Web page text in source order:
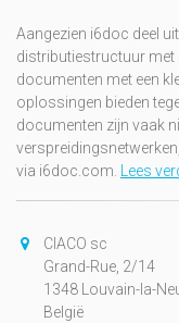
Aangezien i6doc deel
distributiestructuur met
documenten met een
oplossingen bieden
documenten zijn vaak
via i6doc.com. Lees
CIACO sc
Grand-Rue, 2/14
1348 Louvain-la-
België